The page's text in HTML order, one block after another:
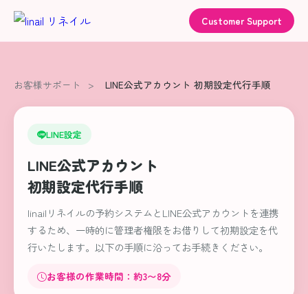
Customer Support
お客様サポート > LINE公式アカウント 初期設定代行手順
LINE設定
LINE公式アカウント
初期設定代行手順
linailリネイルの予約システムとLINE公式アカウントを連携
するため、一時的に管理者権限をお借りして初期設定を代
行いたします。以下の手順に沿ってお手続きください。
お客様の作業時間：約3〜8分